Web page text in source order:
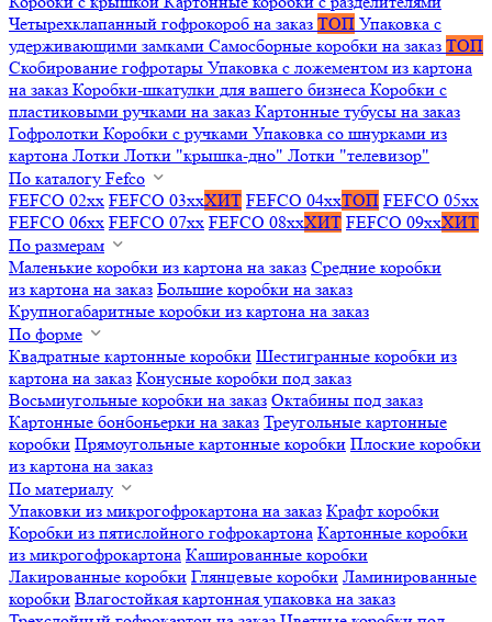
Четырехклапанный гофрокороб на заказ ТОП Упаковка с
удерживающими замками Самосборные коробки на заказ ТОП
Скобирование гофротары Упаковка с ложементом из картона
на заказ Коробки-шкатулки для вашего бизнеса Коробки с
пластиковыми ручками на заказ Картонные тубусы на заказ
Гофролотки Коробки с ручками Упаковка со шнурками из
картона Лотки Лотки "крышка-дно" Лотки "телевизор"
По каталогу Fefco
FEFCO 02xx FEFCO 03xxХИТ FEFCO 04xxТОП FEFCO 05xx
FEFCO 06xx FEFCO 07xx FEFCO 08xxХИТ FEFCO 09xxХИТ
По размерам
Маленькие коробки из картона на заказ Средние коробки
из картона на заказ Большие коробки на заказ
Крупногабаритные коробки из картона на заказ
По форме
Квадратные картонные коробки Шестигранные коробки из
картона на заказ Конусные коробки под заказ
Восьмиугольные коробки на заказ Октабины под заказ
Картонные бонбоньерки на заказ Треугольные картонные
коробки Прямоугольные картонные коробки Плоские коробки
из картона на заказ
По материалу
Упаковки из микрогофрокартона на заказ Крафт коробки
Коробки из пятислойного гофрокартона Картонные коробки
из микрогофрокартона Кашированные коробки
Лакированные коробки Глянцевые коробки Ламинированные
коробки Влагостойкая картонная упаковка на заказ